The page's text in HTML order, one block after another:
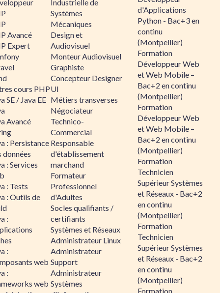
Avancé
Expert
cours PHP
SE / Java EE
Avancé
: Persistance
données
: Services
: Tests
: Outils de
:
:
web
:
web
Industrielle de
Systèmes
Mécaniques
Design et
Audiovisuel
Monteur Audiovisuel
Graphiste
Concepteur Designer
UI
Métiers transverses
Négociateur
Technico-
Commercial
Responsable
d'établissement
marchand
Formateur
Professionnel
d'Adultes
Socles qualifiants /
certifiants
Systèmes et Réseaux
Administrateur Linux
Administrateur
Support
Administrateur
Systèmes
d'Applications
Python - Bac+3 en
continu
(Montpellier)
Formation
Développeur Web
et Web Mobile –
Bac+2 en continu
(Montpellier)
Formation
Développeur Web
et Web Mobile –
Bac+2 en continu
(Montpellier)
Formation
Technicien
Supérieur Systèmes
et Réseaux - Bac+2
en continu
(Montpellier)
Formation
Technicien
Supérieur Systèmes
et Réseaux - Bac+2
en continu
(Montpellier)
Formation